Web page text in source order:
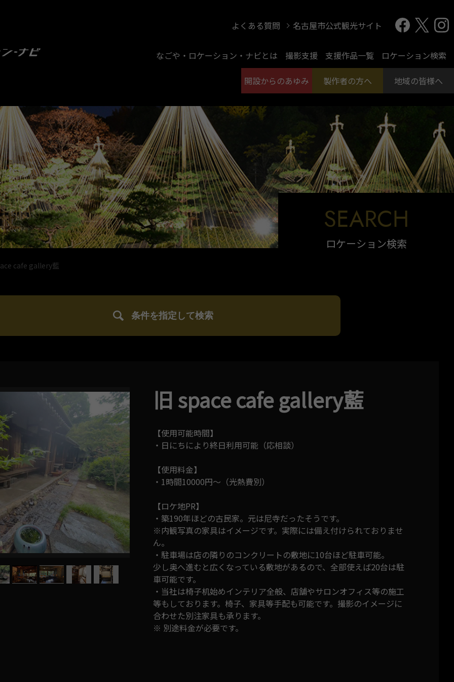
よくある質問 名古屋市公式観光サイト
なごや・ロケーション・ナビとは 撮影支援 支援作品一覧 ロケーション検索
開設からのあゆみ 製作者の方へ 地域の皆様へ
SEARCH
ロケーション検索
cafe gallery藍
条件を指定して検索
旧 space cafe gallery藍
【使用可能時間】
・日にちにより終日利用可能（応相談）
【使用料金】
・1時間10000円〜（光熱費別）
【ロケ地PR】
・築190年ほどの古民家。元は尼寺だったそうです。
※内観写真の家具はイメージです。実際には備え付けられておりませ
ん。
・駐車場は店の隣りのコンクリートの敷地に10台ほど駐車可能。
少し奥へ進むと広くなっている敷地があるので、全部使えば20台は駐
車可能です。
・当社は椅子机始めインテリア全般、店舗やサロンオフィス等の施工
等もしております。椅子、家具等手配も可能です。撮影のイメージに
合わせた別注家具も承ります。
※ 別途料金が必要です。